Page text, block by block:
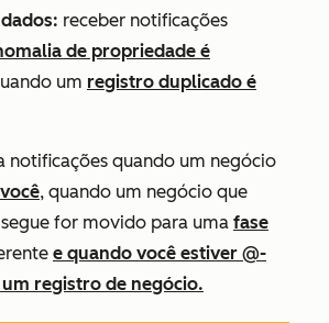
receber notificações
de propriedade é
um registro duplicado é
notificações quando um negócio
, quando um negócio que
for movido para uma fase
e quando você estiver @-
registro de negócio.